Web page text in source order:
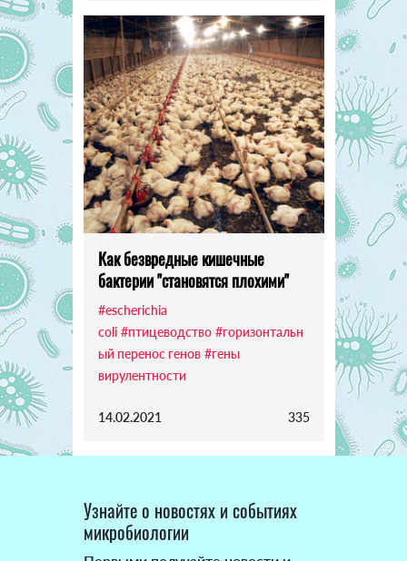
Как безвредные кишечные
бактерии "становятся плохими"
#escherichia
coli #птицеводство #горизонтальн
ый перенос генов #гены
вирулентности
14.02.2021 335
Узнайте о новостях и событиях
микробиологии